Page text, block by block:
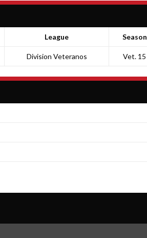
League Season
Division Veteranos Vet. 15